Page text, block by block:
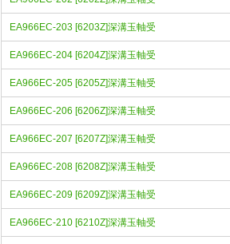
EA966EC-203 [6203Z]深溝玉軸受
EA966EC-204 [6204Z]深溝玉軸受
EA966EC-205 [6205Z]深溝玉軸受
EA966EC-206 [6206Z]深溝玉軸受
EA966EC-207 [6207Z]深溝玉軸受
EA966EC-208 [6208Z]深溝玉軸受
EA966EC-209 [6209Z]深溝玉軸受
EA966EC-210 [6210Z]深溝玉軸受